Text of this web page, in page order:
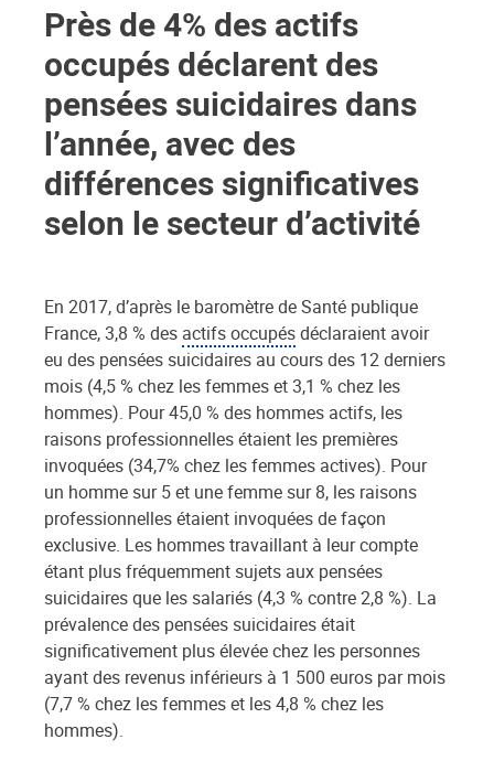
Près de 4% des actifs
occupés déclarent des
pensées suicidaires dans
l’année, avec des
différences significatives
selon le secteur d’activité
En 2017, d’après le baromètre de Santé publique
France, 3,8 % des actifs occupésdéclaraient avoir
eu des pensées suicidaires au cours des 12 derniers
mois (4,5 % chez les femmes et 3,1 % chez les
hommes). Pour 45,0 % des hommes actifs, les
raisons professionnelles étaient les premières
invoquées (34,7% chez les femmes actives). Pour
un homme sur 5 et une femme sur 8, les raisons
professionnelles étaient invoquées de façon
exclusive. Les hommes travaillant à leur compte
étant plus fréquemment sujets aux pensées
suicidaires que les salariés (4,3 % contre 2,8 %). La
prévalence des pensées suicidaires était
significativement plus élevée chez les personnes
ayant des revenus inférieurs à 1 500 euros par mois
(7,7 % chez les femmes et les 4,8 % chez les
hommes).